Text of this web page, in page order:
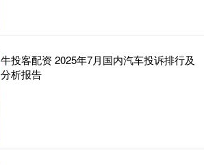
牛投客配资 2025年7月国内汽车投诉排行及
分析报告